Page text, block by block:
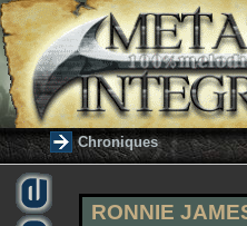
Chroniques
RONNIE